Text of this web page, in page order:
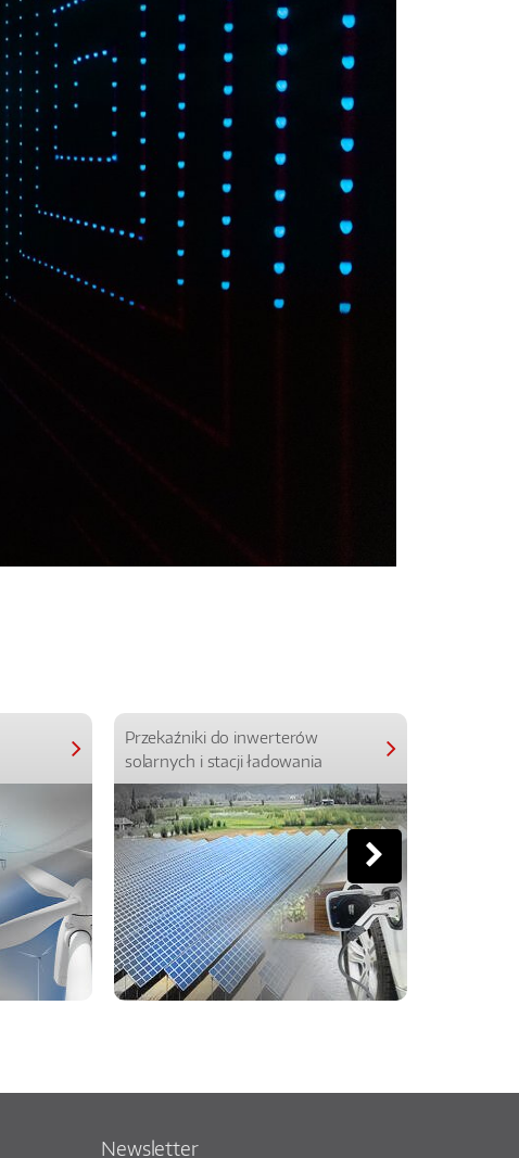
Przekaźniki do inwerterów
solarnych i stacji ładowania
Newsletter